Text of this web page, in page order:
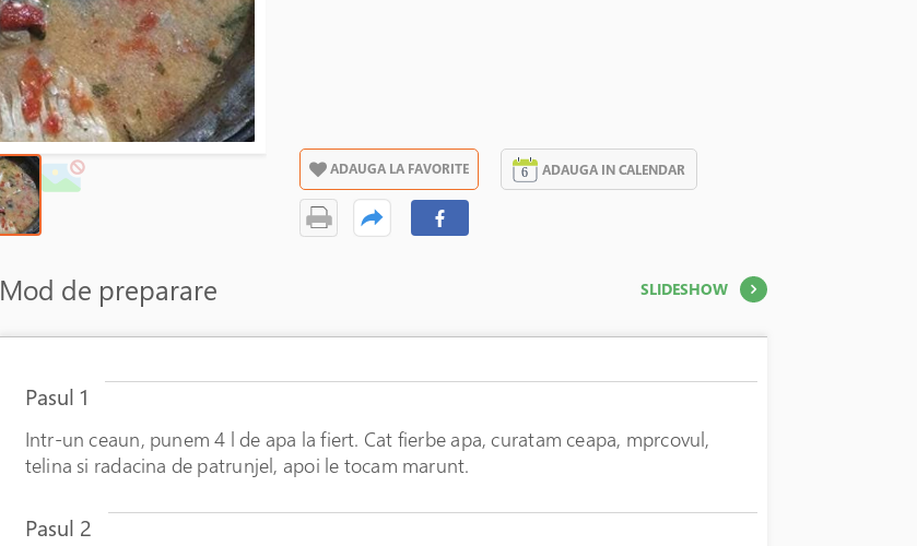
ADAUGA LA FAVORITE ADAUGA IN CALENDAR
Mod de preparare SLIDESHOW
Pasul 1
Intr-un ceaun, punem 4 l de apa la fiert. Cat fierbe apa, curatam ceapa, mprcovul,
telina si radacina de patrunjel, apoi le tocam marunt.
Pasul 2